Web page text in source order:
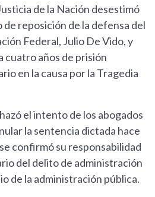
de la Nación desestimó
reposición de la defensa del
Federal, Julio De Vido, y
cuatro años de prisión
en la causa por la Tragedia
el intento de los abogados
la sentencia dictada hace
confirmó su responsabilidad
del delito de administración
de la administración pública.